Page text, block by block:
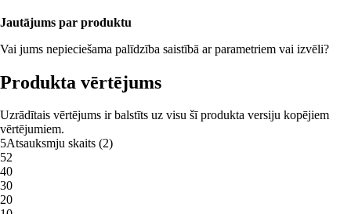
Jautājums par produktu
Vai jums nepieciešama palīdzība saistībā ar parametriem vai izvēli?
Produkta vērtējums
Uzrādītais vērtējums ir balstīts uz visu šī produkta versiju kopējiem
vērtējumiem.
5Atsauksmju skaits (2)
52
40
30
20